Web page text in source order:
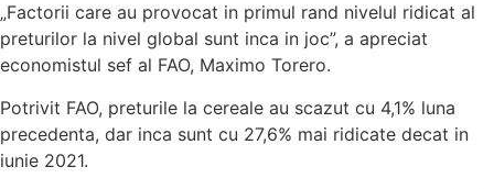
„Factorii care au provocat in primul rand nivelul ridicat al
preturilor la nivel global sunt inca in joc”, a apreciat
economistul sef al FAO, Maximo Torero.
Potrivit FAO, preturile la cereale au scazut cu 4,1% luna
precedenta, dar inca sunt cu 27,6% mai ridicate decat in
iunie 2021.